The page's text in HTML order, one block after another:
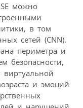
можно
в том
сетей (CNN).
периметра и
безопасности,
виртуальной
и эмоций